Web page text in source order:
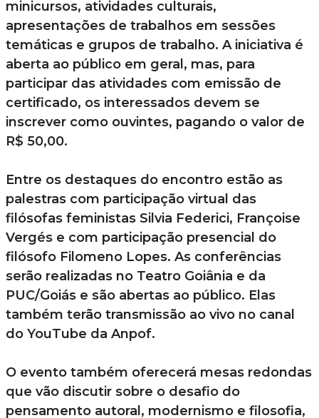
minicursos, atividades culturais,
apresentações de trabalhos em sessões
temáticas e grupos de trabalho. A iniciativa é
aberta ao público em geral, mas, para
participar das atividades com emissão de
certificado, os interessados devem se
inscrever como ouvintes, pagando o valor de
R$ 50,00.
Entre os destaques do encontro estão as
palestras com participação virtual das
filósofas feministas Silvia Federici, Françoise
Vergés e com participação presencial do
filósofo Filomeno Lopes. As conferências
serão realizadas no Teatro Goiânia e da
PUC/Goiás e são abertas ao público. Elas
também terão transmissão ao vivo no canal
do YouTube da Anpof.
O evento também oferecerá mesas redondas
que vão discutir sobre o desafio do
pensamento autoral, modernismo e filosofia,